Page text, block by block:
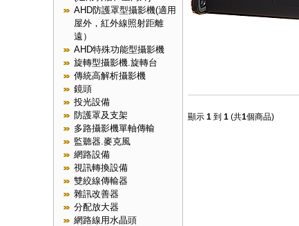
AHD防護罩型攝影機(適用
屋外，紅外線照射距離
遠）
AHD特殊功能型攝影機
旋轉型攝影機.旋轉台
傳統高解析攝影機
鏡頭
投光設備
防護罩及支架
多路攝影機單軸傳輸
監聽器.麥克風
網路設備
視訊轉換設備
雙絞線傳輸器
雜訊改善器
分配放大器
網路線用水晶頭
顯示 1到 1(共1個商品)